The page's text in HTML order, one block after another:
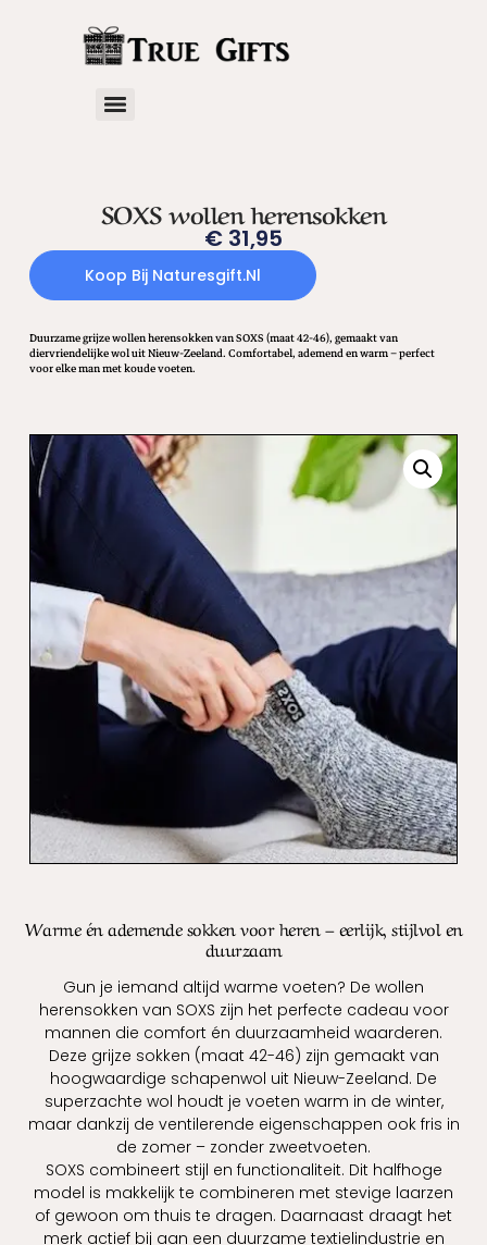
SOXS wollen herensokken
€ 31,95
Koop Bij Naturesgift.nl
Duurzame grijze wollen herensokken van SOXS (maat 42-46), gemaakt van
diervriendelijke wol uit Nieuw-Zeeland. Comfortabel, ademend en warm – perfect
voor elke man met koude voeten.
Warme én ademende sokken voor heren – eerlijk, stijlvol en
duurzaam
Gun je iemand altijd warme voeten? De wollen
herensokken van SOXS zijn het perfecte cadeau voor
mannen die comfort én duurzaamheid waarderen.
Deze grijze sokken (maat 42-46) zijn gemaakt van
hoogwaardige schapenwol uit Nieuw-Zeeland. De
superzachte wol houdt je voeten warm in de winter,
maar dankzij de ventilerende eigenschappen ook fris in
de zomer – zonder zweetvoeten.
SOXS combineert stijl en functionaliteit. Dit halfhoge
model is makkelijk te combineren met stevige laarzen
of gewoon om thuis te dragen. Daarnaast draagt het
merk actief bij aan een duurzame textielindustrie en